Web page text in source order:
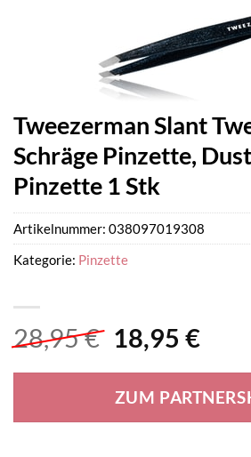
Tweezerman Slant
Schräge Pinzette,
Pinzette 1 Stk
28,95€
war:
28,95 €
18,95 €
ist:
ZUM
Artikelnummer: 038097019308
Kategorie: Pinzette